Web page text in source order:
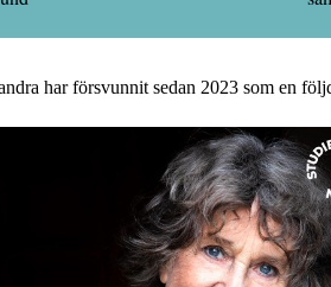
har försvunnit sedan 2023 som en